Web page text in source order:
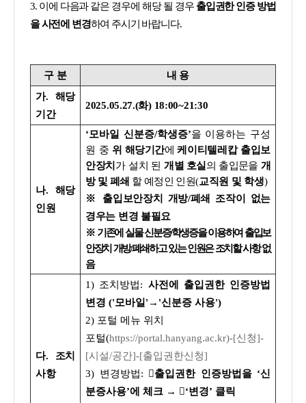
3. 이에 다음과 같은 경우에 해당 될 경우 출입권한 인증 방법
을 사전에 변경하여 주시기 바랍니다.
구 분
내 용
가. 해당
기간
2025.05.27.(화) 18:00~21:30
나. 해당
인원
‘모바일 신분증/학생증’을 이용하는 구성
원 중 위해당기간에케이티텔레캅 출입보
안장치 가 설치 된개별 호실 의 출입문을 개
방 및 폐쇄 할 예정인 인원(교직원 및 학생)
※ 출입보안장치 개방/폐쇄 조작이 없는
경우는 변경 불필요
※ 기존에 실물 신분증/학생증을 이용하여 출입보
안장치 개방/폐쇄하고 있는 인원은 조치할 사항 없
음
다. 조치
사항
1) 조치방법: 사전에 출입권한 인증방법
변경 ('모바일'→'신분증 사용')
2) 포털 메뉴 위치
포털(https://portal.hanyang.ac.kr)-[신청]-
[시설/공간]-[출입권한신청]
3) 변경방법:
출입권한 인증방법을 ‘신
분증사용’에 체크 → ‘변경’ 클릭